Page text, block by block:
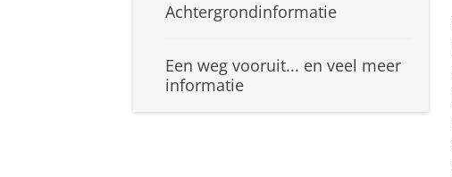
Achtergrondinformatie
Een weg vooruit... en veel meer
informatie